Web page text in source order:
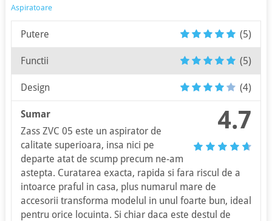
Aspiratoare
Putere (5)
Functii (5)
Design (4)
4.7
Sumar
Zass ZVC 05 este un aspirator de
calitate superioara, insa nici pe
departe atat de scump precum ne-am
astepta. Curatarea exacta, rapida si fara riscul de a
intoarce praful in casa, plus numarul mare de
accesorii transforma modelul in unul foarte bun, ideal
pentru orice locuinta. Si chiar daca este destul de